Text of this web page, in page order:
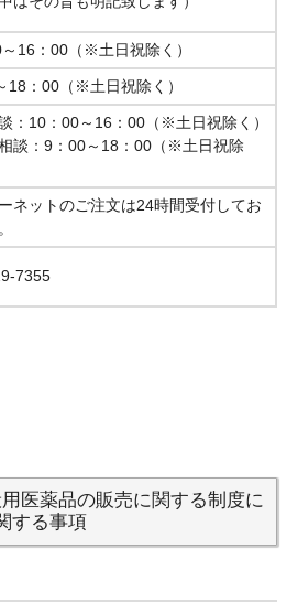
16：00（※土日祝除く）
18：00（※土日祝除く）
：10：00～16：00（※土日祝除く）
談：9：00～18：00（※土日祝除
ネットのご注文は24時間受付してお
7355
医薬品の販売に関する制度に
する事項